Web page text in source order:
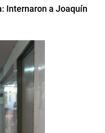
Internaron a Joaquín